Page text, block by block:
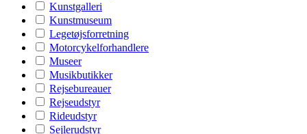
Kunstgalleri
Kunstmuseum
Legetøjsforretning
Motorcykelforhandlere
Museer
Musikbutikker
Rejsebureauer
Rejseudstyr
Rideudstyr
Sejlerudstyr